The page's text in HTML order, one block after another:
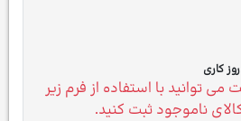
توانید با استفاده از فرم زیر
ناموجود ثبت کنید.